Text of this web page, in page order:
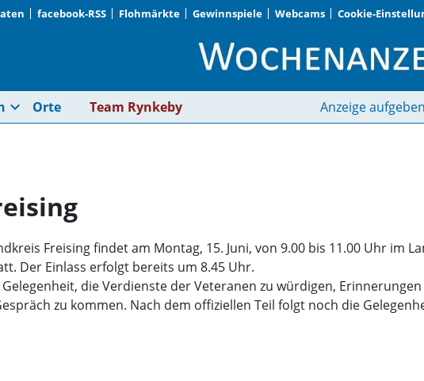
facebook-RSS Flohmärkte Gewinnspiele Webcams Cookie-
1. Veteranentag in
expand_more Orte Team Rynkeby Anzeige aufgeben
Freising findet am Montag, 15. Juni, von 9.00 bis 11.00 Uhr im
Der Einlass erfolgt bereits um 8.45 Uhr.
die Verdienste der Veteranen zu würdigen,
zu kommen. Nach dem offiziellen Teil folgt noch die